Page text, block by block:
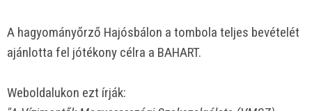
A hagyományőrző Hajósbálon a tombola teljes bevételét
ajánlotta fel jótékony célra a BAHART.
Weboldalukon ezt írják: